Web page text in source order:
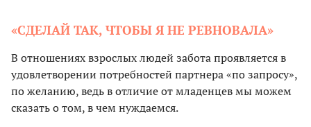
«СДЕЛАЙ ТАК, ЧТОБЫ Я НЕ РЕВНОВАЛА»
В отношениях взрослых людей забота проявляется в
удовлетворении потребностей партнера «по запросу»,
по желанию, ведь в отличие от младенцев мы можем
сказать о том, в чем нуждаемся.